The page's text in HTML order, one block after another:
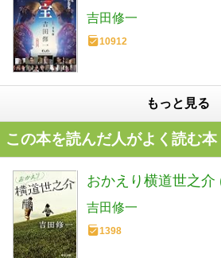
吉田修一
10912
もっと見る
この本を読んだ人がよく読む本
おかえり横道世之介
吉田修一
1398